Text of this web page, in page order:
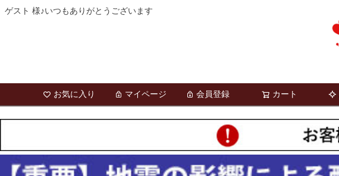
ゲスト 様♪いつもありがとうございます
お気に入り マイページ 会員登録 カート